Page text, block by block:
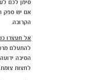
סימן לכם
אם יש ספק
הקרובה.
אל תעצרו
להתעלם
הסיבה
לחצות